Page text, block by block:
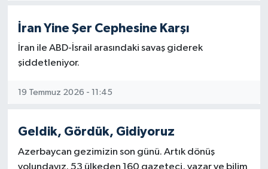
koyamıyorlar. Çünkü onların İslam’a nasıl
darbe vurduklarını, Peygamber’e nasıl savaş
açtıklarını biliyorlar.
edenlerdir.
yazık o dine, yazık o yolda gidenlere.
İnsan izzetli durmalı, izzetli ölmelidir.
İran Yine Şer Cephesine Karşı
İran ile ABD-İsrail arasındaki savaş giderek
şiddetleniyor.
19 Temmuz 2026 - 11:45
Geldik, Gördük, Gidiyoruz
Azerbaycan gezimizin son günü. Artık dönüş
yolundayız. 53 ülkeden 160 gazeteci, yazar ve bilim